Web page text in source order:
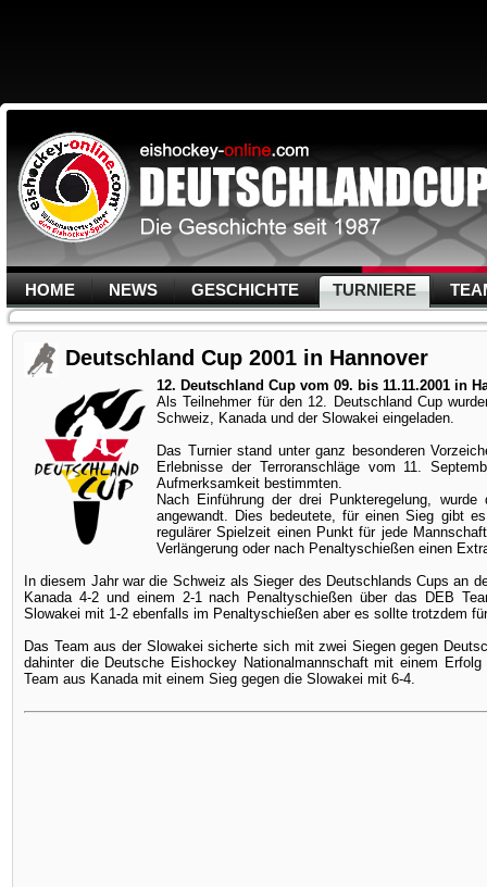
HOME NEWS GESCHICHTE TURNIERE
Deutschland Cup 2001 in Hannover
12. Deutschland Cup vom 09. bis 11.11.2001 in
Als Teilnehmer für den 12. Deutschland Cup
Schweiz, Kanada und der Slowakei eingeladen.
Das Turnier stand unter ganz besonderen
Erlebnisse der Terroranschläge vom 11.
Aufmerksamkeit bestimmten.
Nach Einführung der drei Punkteregelung,
angewandt. Dies bedeutete, für einen Sieg gibt
regulärer Spielzeit einen Punkt für jede
Verlängerung oder nach Penaltyschießen einen
In diesem Jahr war die Schweiz als Sieger des Deutschlands Cups an
Kanada 4-2 und einem 2-1 nach Penaltyschießen über das DEB
Slowakei mit 1-2 ebenfalls im Penaltyschießen aber es sollte trotzdem
Das Team aus der Slowakei sicherte sich mit zwei Siegen gegen
dahinter die Deutsche Eishockey Nationalmannschaft mit einem
Team aus Kanada mit einem Sieg gegen die Slowakei mit 6-4.